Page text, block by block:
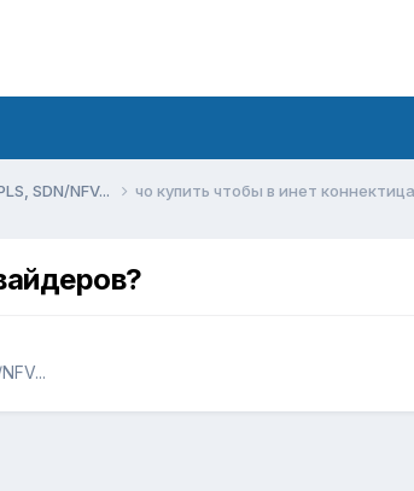
SDN/NFV... чо купить чтобы в инет